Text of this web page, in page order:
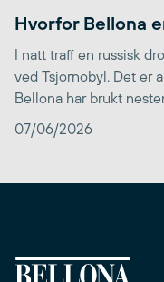
Hvorfor Bellona
I natt traff en russisk
ved Tsjornobyl. Det er
Bellona har brukt
07/06/2026